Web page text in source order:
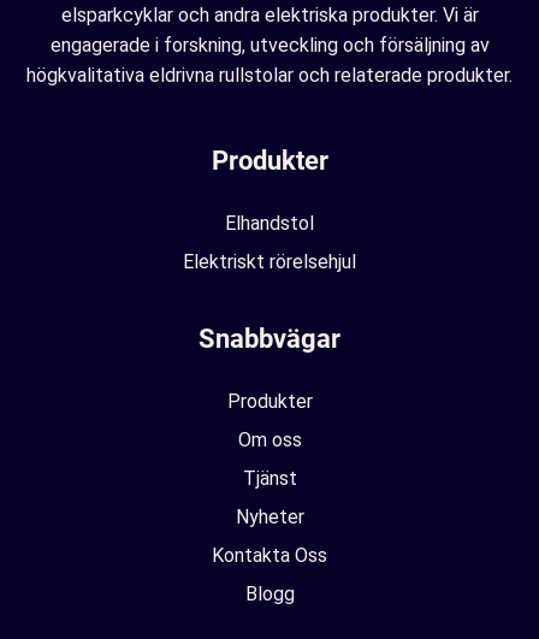
elsparkcyklar och andra elektriska produkter. Vi är
engagerade i forskning, utveckling och försäljning av
högkvalitativa eldrivna rullstolar och relaterade produkter.
Produkter
Elhandstol
Elektriskt rörelsehjul
Snabbvägar
Produkter
Om oss
Tjänst
Nyheter
Kontakta Oss
Blogg